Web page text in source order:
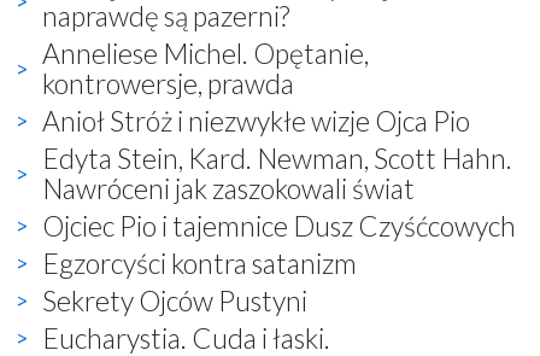
naprawdę są pazerni?
Anneliese Michel. Opętanie,
kontrowersje, prawda
Anioł Stróż i niezwykłe wizje Ojca Pio
Edyta Stein, Kard. Newman, Scott Hahn.
Nawróceni jak zaszokowali świat
Ojciec Pio i tajemnice Dusz Czyśćcowych
Egzorcyści kontra satanizm
Sekrety Ojców Pustyni
Eucharystia. Cuda i łaski.